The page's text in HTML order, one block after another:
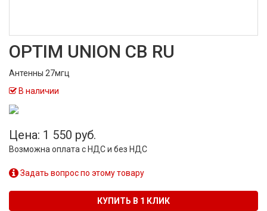
OPTIM UNION CB RU
Антенны 27мгц
В наличии
Цена: 1 550 руб.
Возможна оплата с НДС и без НДС
Задать вопрос по этому товару
КУПИТЬ В 1 КЛИК